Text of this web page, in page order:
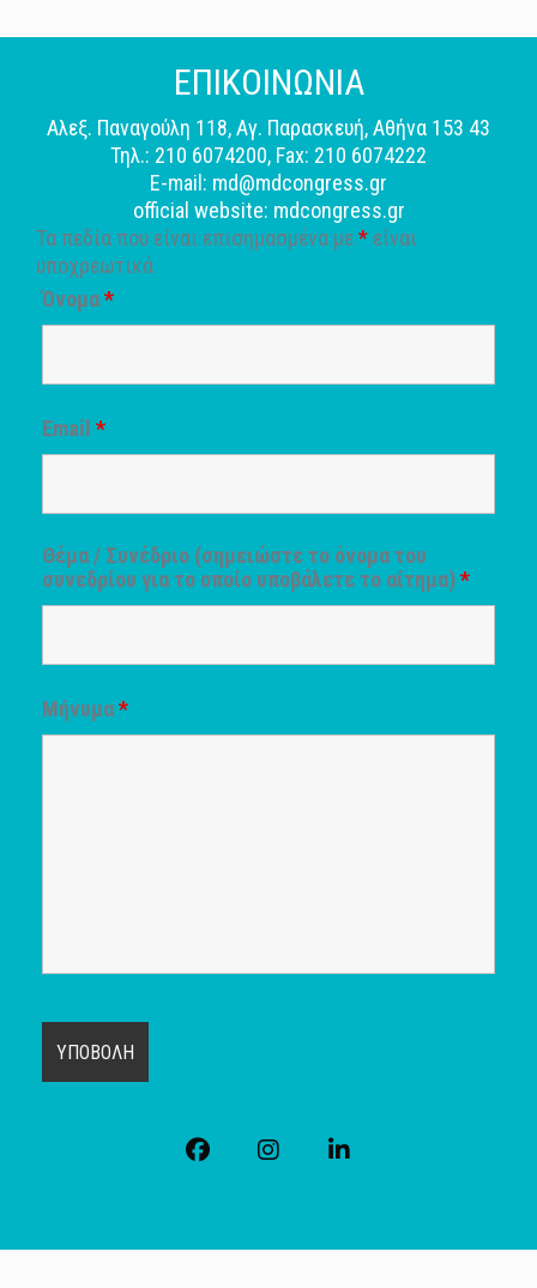
ΕΠΙΚΟΙΝΩΝΙΑ
Αλεξ. Παναγούλη 118, Αγ. Παρασκευή, Αθήνα 153 43
Τηλ.: 210 6074200, Fax: 210 6074222
E-mail: md@mdcongress.gr
official website: mdcongress.gr
Τα πεδία που είναι επισημασμένα με* είναι
υποχρεωτικά
Όνομα*
Email *
Θέμα / Συνέδριο (σημειώστε το όνομα του
συνεδρίου για το οποίο υποβάλετε το αίτημα)*
Μήνυμα*